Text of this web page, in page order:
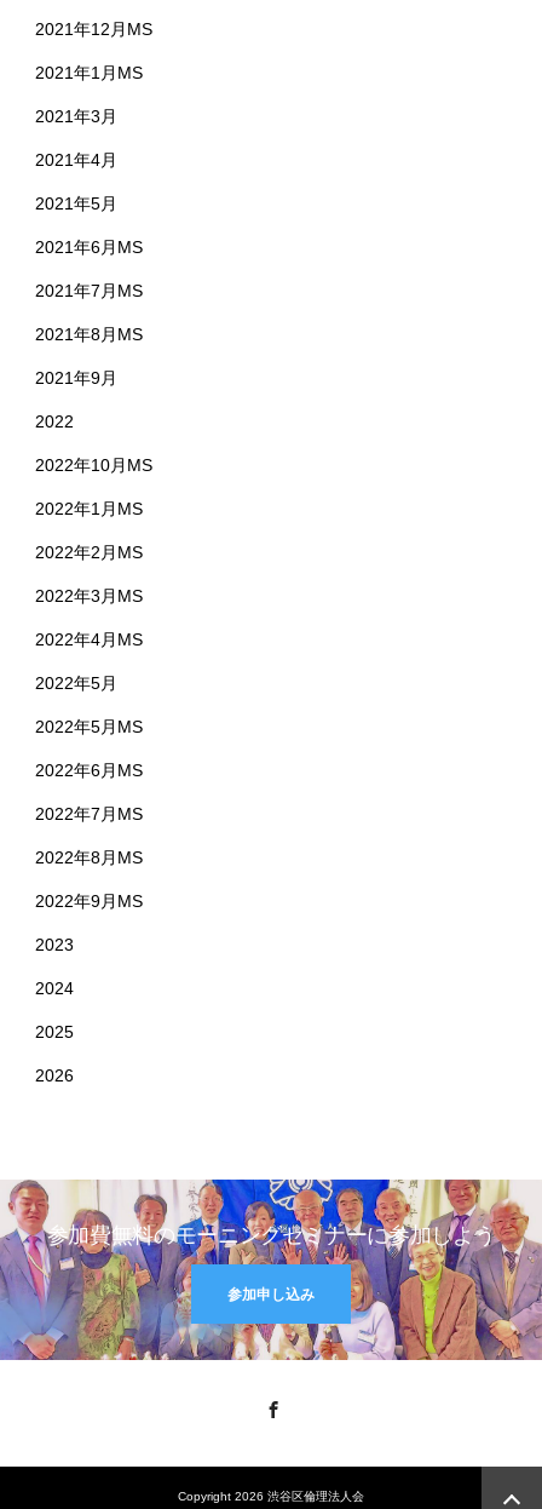
2021年12月MS
2021年1月MS
2021年3月
2021年4月
2021年5月
2021年6月MS
2021年7月MS
2021年8月MS
2021年9月
2022
2022年10月MS
2022年1月MS
2022年2月MS
2022年3月MS
2022年4月MS
2022年5月
2022年5月MS
2022年6月MS
2022年7月MS
2022年8月MS
2022年9月MS
2023
2024
2025
2026
参加費無料のモーニングセミナーに参加しよう
参加申し込み
Copyright 2026 渋谷区倫理法人会